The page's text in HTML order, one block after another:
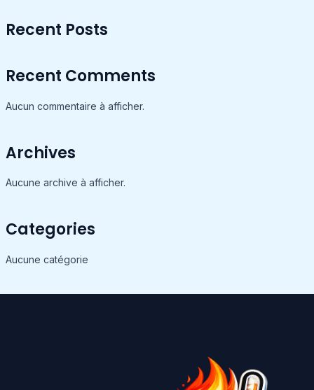
Recent Posts
Recent Comments
Aucun commentaire à afficher.
Archives
Aucune archive à afficher.
Categories
Aucune catégorie